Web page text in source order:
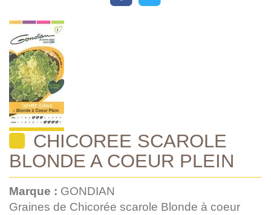
CHICOREE SCAROLE
BLONDE A COEUR PLEIN
Marque : GONDIAN
Graines de Chicorée scarole Blonde à coeur